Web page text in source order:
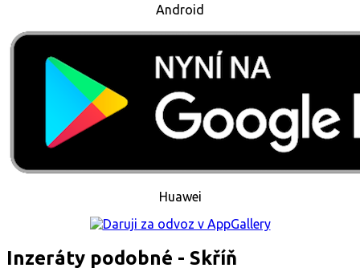
Android
Huawei
Inzeráty podobné - Skříň